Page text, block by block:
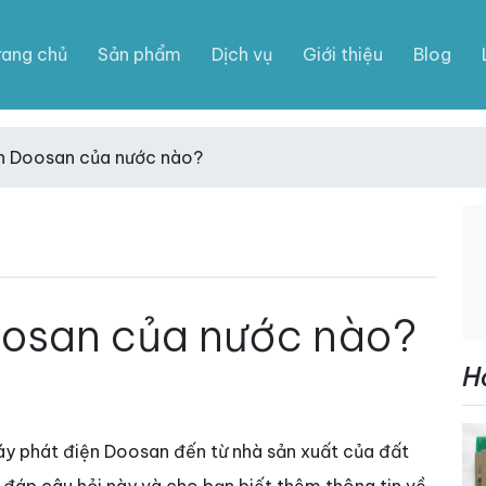
chủ Sản phẩm Dịch vụ Giới thiệu Blog
Doosan của nước nào?
của nước nào?
phát điện Doosan đến từ nhà sản xuất của đất